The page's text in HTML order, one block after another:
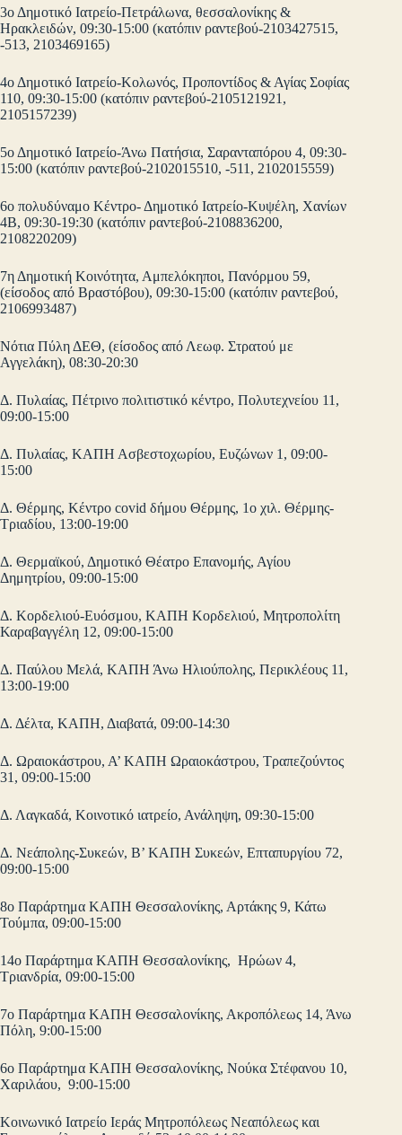
3ο Δημοτικό Ιατρείο-Πετράλωνα, θεσσαλονίκης &
Ηρακλειδών, 09:30-15:00 (κατόπιν ραντεβού-2103427515,
-513, 2103469165)
4ο Δημοτικό Ιατρείο-Κολωνός, Προποντίδος & Αγίας Σοφίας
110, 09:30-15:00 (κατόπιν ραντεβού-2105121921,
2105157239)
5ο Δημοτικό Ιατρείο-Άνω Πατήσια, Σαρανταπόρου 4, 09:30-
15:00 (κατόπιν ραντεβού-2102015510, -511, 2102015559)
6ο πολυδύναμο Κέντρο- Δημοτικό Ιατρείο-Κυψέλη, Χανίων
4Β, 09:30-19:30 (κατόπιν ραντεβού-2108836200,
2108220209)
7η Δημοτική Κοινότητα, Αμπελόκηποι, Πανόρμου 59,
(είσοδος από Βραστόβου), 09:30-15:00 (κατόπιν ραντεβού,
2106993487)
Νότια Πύλη ΔΕΘ, (είσοδος από Λεωφ. Στρατού με
Αγγελάκη), 08:30-20:30
Δ. Πυλαίας, Πέτρινο πολιτιστικό κέντρο, Πολυτεχνείου 11,
09:00-15:00
Δ. Πυλαίας, ΚΑΠΗ Ασβεστοχωρίου, Ευζώνων 1, 09:00-
15:00
Δ. Θέρμης, Κέντρο covid δήμου Θέρμης, 1ο χιλ. Θέρμης-
Τριαδίου, 13:00-19:00
Δ. Θερμαϊκού, Δημοτικό Θέατρο Επανομής, Αγίου
Δημητρίου, 09:00-15:00
Δ. Κορδελιού-Ευόσμου, ΚΑΠΗ Κορδελιού, Μητροπολίτη
Καραβαγγέλη 12, 09:00-15:00
Δ. Παύλου Μελά, ΚΑΠΗ Άνω Ηλιούπολης, Περικλέους 11,
13:00-19:00
Δ. Δέλτα, ΚΑΠΗ, Διαβατά, 09:00-14:30
Δ. Ωραιοκάστρου, Α’ ΚΑΠΗ Ωραιοκάστρου, Τραπεζούντος
31, 09:00-15:00
Δ. Λαγκαδά, Κοινοτικό ιατρείο, Ανάληψη, 09:30-15:00
Δ. Νεάπολης-Συκεών, Β’ ΚΑΠΗ Συκεών, Επταπυργίου 72,
09:00-15:00
8ο Παράρτημα ΚΑΠΗ Θεσσαλονίκης, Αρτάκης 9, Κάτω
Τούμπα, 09:00-15:00
14ο Παράρτημα ΚΑΠΗ Θεσσαλονίκης, Ηρώων 4,
Τριανδρία, 09:00-15:00
7ο Παράρτημα ΚΑΠΗ Θεσσαλονίκης, Ακροπόλεως 14, Άνω
Πόλη, 9:00-15:00
6ο Παράρτημα ΚΑΠΗ Θεσσαλονίκης, Νούκα Στέφανου 10,
Χαριλάου, 9:00-15:00
Κοινωνικό Ιατρείο Ιεράς Μητροπόλεως Νεαπόλεως και